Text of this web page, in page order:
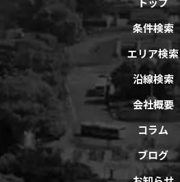
条件検索
エリア検索
沿線検索
会社概要
コラム
ブログ